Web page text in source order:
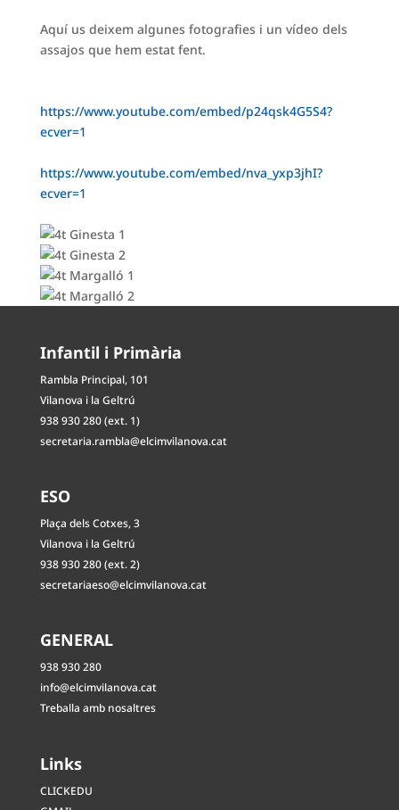
Aquí us deixem algunes fotografies i un vídeo dels
assajos que hem estat fent.
https://www.youtube.com/embed/p24qsk4G5S4?
ecver=1
https://www.youtube.com/embed/nva_yxp3jhI?
ecver=1
Infantil i Primària
Rambla Principal, 101
Vilanova i la Geltrú
938 930 280 (ext. 1)
secretaria.rambla@elcimvilanova.cat
ESO
Plaça dels Cotxes, 3
Vilanova i la Geltrú
938 930 280 (ext. 2)
secretariaeso@elcimvilanova.cat
GENERAL
938 930 280
info@elcimvilanova.cat
Treballa amb nosaltres
Links
CLICKEDU